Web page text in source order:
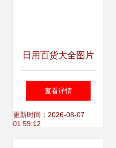
日用百货大全图片
查看详情
更新时间：2026-08-07
01:59:12